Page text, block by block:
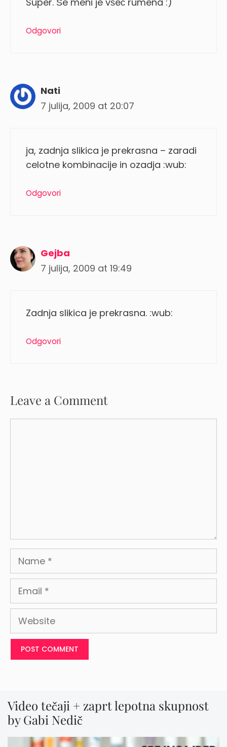
Odgovori
Nati
7 julija, 2009 at 20:07
ja, zadnja slikica je prekrasna – zaradi
celotne kombinacije in ozadja :wub:
Odgovori
Gejba
7 julija, 2009 at 19:49
Zadnja slikica je prekrasna. :wub:
Odgovori
Leave a Comment
Name
Email
Website
Video tečaji + zaprt lepotna skupnost
by Gabi Nedič